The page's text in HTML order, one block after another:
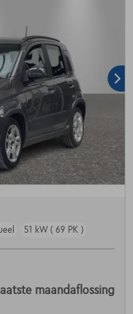
51 kW ( 69 PK )
maandaflossing